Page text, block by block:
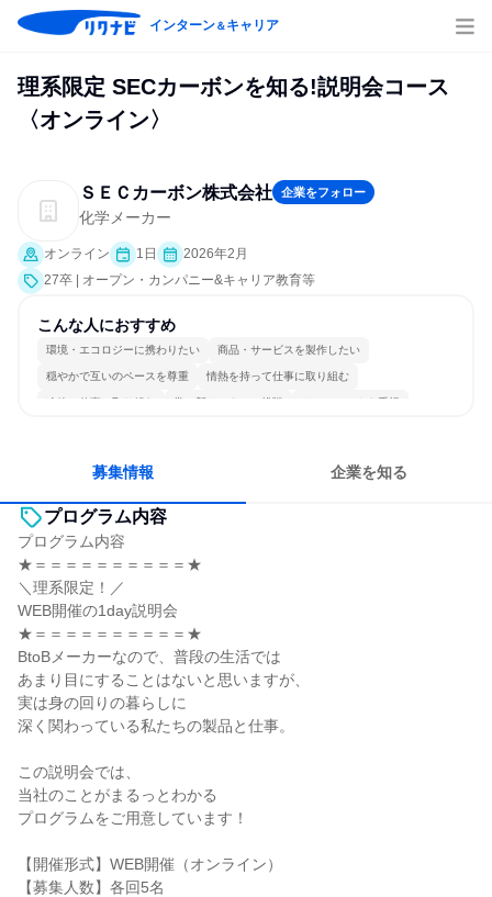
インターン＆キャリア
理系限定 SECカーボンを知る!説明会コース
〈オンライン〉
ＳＥＣカーボン株式会社 企業をフォロー
化学メーカー
オンライン 1日
2026年2月
27卒 | オープン・カンパニー&キャリア教育等
こんな人におすすめ
環境・エコロジーに携わりたい 商品・サービスを製作したい
穏やかで互いのペースを尊重 情熱を持って仕事に取り組む
冷静に仕事に取り組む 常に新しいものに挑戦 チームワークを重視
募集情報 企業を知る
プログラム内容
プログラム内容
★＝＝＝＝＝＝＝＝＝＝★
＼理系限定！／
WEB開催の1day説明会
★＝＝＝＝＝＝＝＝＝＝★
BtoBメーカーなので、普段の生活では
あまり目にすることはないと思いますが、
実は身の回りの暮らしに
深く関わっている私たちの製品と仕事。
この説明会では、
当社のことがまるっとわかる
プログラムをご用意しています！
【開催形式】WEB開催（オンライン）
【募集人数】各回5名